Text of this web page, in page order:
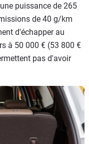
puissance de 265
de 40 g/km
d'échapper au
à 50 000 € (53 800 €
pas d'avoir